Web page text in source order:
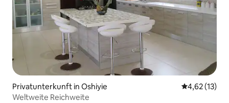
Privatunterkunft in Oshiyie
4,62 (13)
Weltweite Reichweite